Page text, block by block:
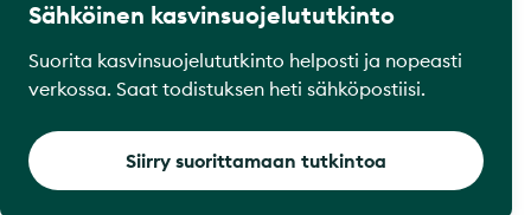
Sähköinen kasvinsuojelututkinto
Suorita kasvinsuojelututkinto helposti ja nopeasti
verkossa. Saat todistuksen heti sähköpostiisi.
Siirry suorittamaan tutkintoa